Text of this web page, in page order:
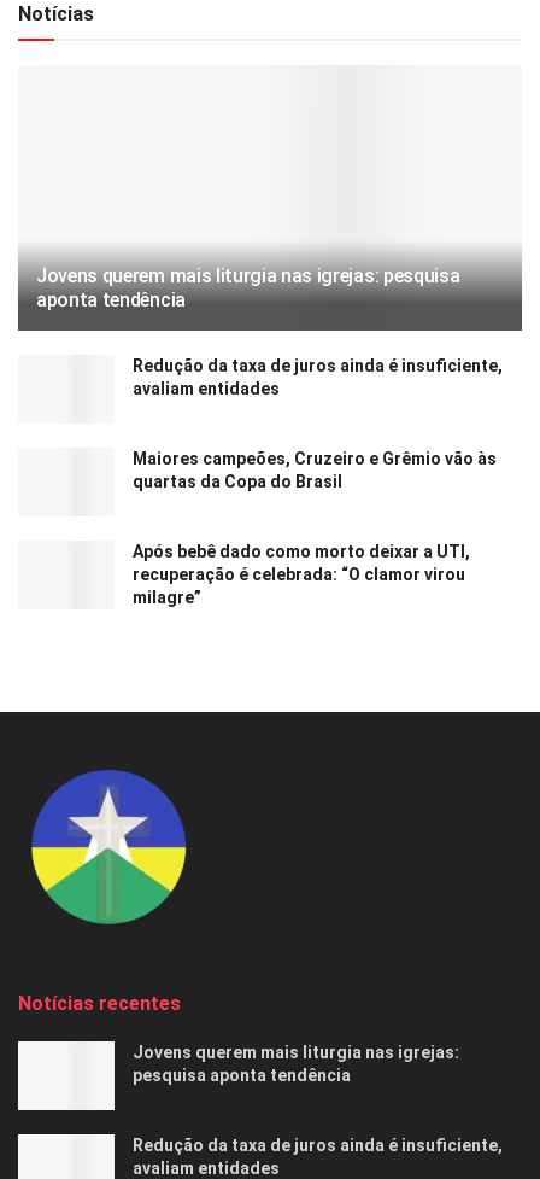
Notícias
Jovens querem mais liturgia nas igrejas: pesquisa
aponta tendência
Redução da taxa de juros ainda é insuficiente,
avaliam entidades
Maiores campeões, Cruzeiro e Grêmio vão às
quartas da Copa do Brasil
Após bebê dado como morto deixar a UTI,
recuperação é celebrada: “O clamor virou
milagre”
Notícias recentes
Jovens querem mais liturgia nas igrejas:
pesquisa aponta tendência
Redução da taxa de juros ainda é insuficiente,
avaliam entidades